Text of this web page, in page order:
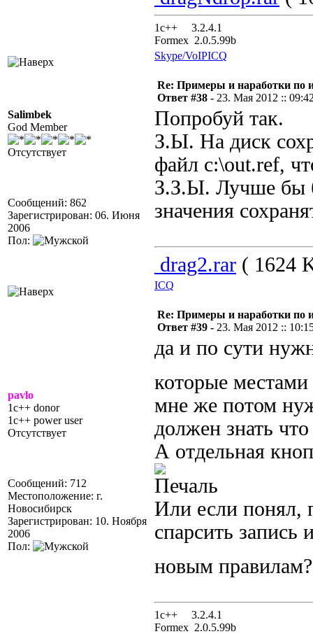
1с++ 3.2.4.1
Formex 2.0.5.99b
Skype/VoIPICQ
Salimbek
God Member
Отсутствует
Сообщений: 862
Зарегистрирован: 06. Июня
2006
Пол:
Re: Примеры и наработки по
Ответ #38 - 23. Мая 2012 ::
Попробуй так.
З.Ы. На диск
файл c:\out.ref,
З.З.Ы. Лучше бы
значения
drag2.rar ( 1624
ICQ
pavlo
1c++ donor
1c++ power user
Отсутствует
Сообщений: 712
Местоположение: г.
Новосибирск
Зарегистрирован: 10. Ноября
2006
Пол:
Re: Примеры и наработки по
Ответ #39 - 23. Мая 2012 ::
да и по сути
которые
мне же потом
должен знать
А отдельная
Или если понял,
спарсить запись
новым
1с++ 3.2.4.1
Formex 2.0.5.99b